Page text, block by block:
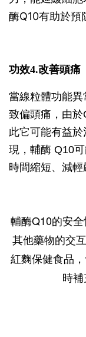
酶Q10有助於預
功效4.改善頭痛
當線粒體功能
致偏頭痛，由
此它可能有益
現，輔酶 Q10
時間縮短、減輕
輔酶Q10的安
其他藥物的交
紅麴保健食品
時